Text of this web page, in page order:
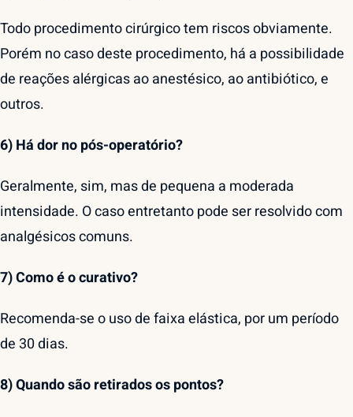
Todo procedimento cirúrgico tem riscos obviamente.
Porém no caso deste procedimento, há a possibilidade
de reações alérgicas ao anestésico, ao antibiótico, e
outros.
6) Há dor no pós-operatório?
Geralmente, sim, mas de pequena a moderada
intensidade. O caso entretanto pode ser resolvido com
analgésicos comuns.
7) Como é o curativo?
Recomenda-se o uso de faixa elástica, por um período
de 30 dias.
8) Quando são retirados os pontos?